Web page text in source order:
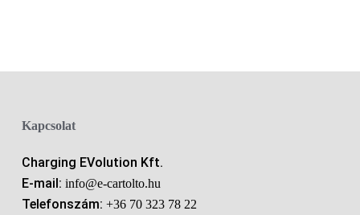
Kapcsolat
Charging EVolution Kft.
E-mail: info@e-cartolto.hu
Telefonszám: +36 70 323 78 22